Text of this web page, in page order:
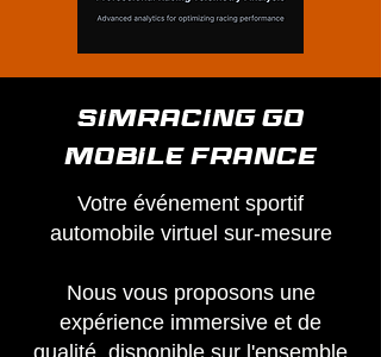
SIMRACING GO
MOBILE France
Votre événement sportif
automobile virtuel sur-mesure
Nous vous proposons une
expérience immersive et de
qualité, disponible sur l'ensemble